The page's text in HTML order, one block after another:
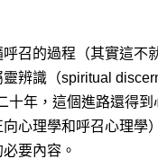
召的過程（其實這不
辨識（spiritual
十年，這個進路還得
心理學和呼召心理學
要內容。